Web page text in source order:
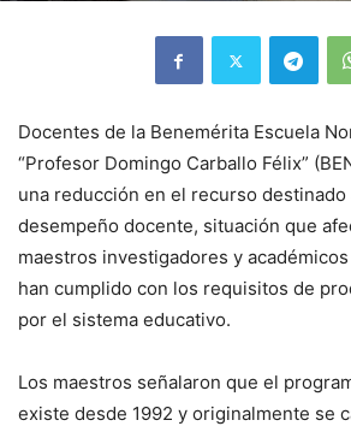
Docentes de la Benemérita Escuela
“Profesor Domingo Carballo Félix”
una reducción en el recurso destinado
desempeño docente, situación que
maestros investigadores y
han cumplido con los requisitos de
por el sistema educativo.
Los maestros señalaron que el
existe desde 1992 y originalmente se